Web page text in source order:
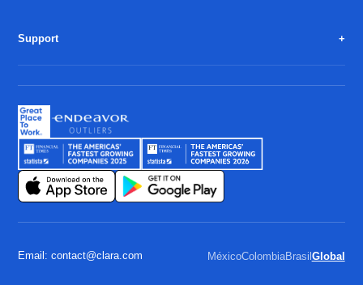
Support
Email: contact@clara.com MéxicoColombiaBrasil Global